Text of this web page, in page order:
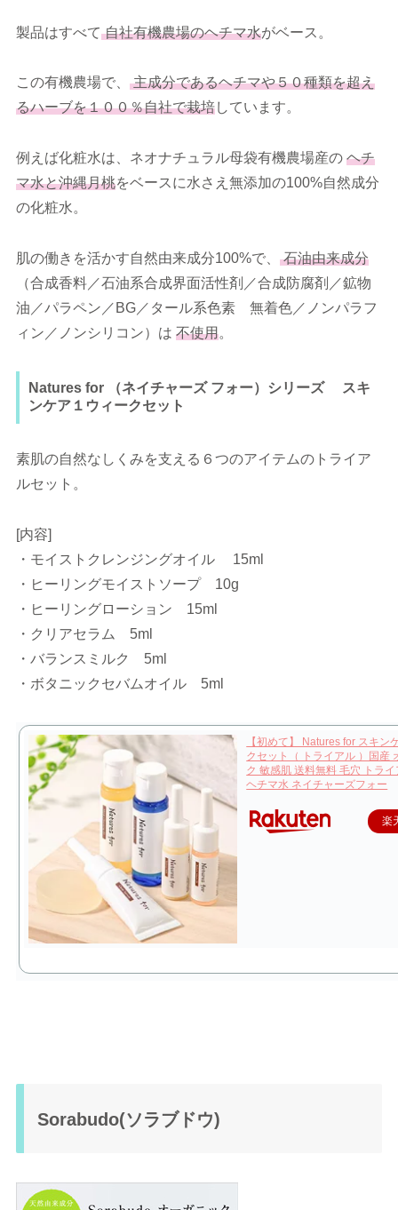
製品はすべて自社有機農場のヘチマ水がベース。
この有機農場で、主成分であるヘチマや５０種類を超え
るハーブを１００％自社で栽培しています。
例えば化粧水は、ネオナチュラル母袋有機農場産のヘチ
マ水と沖縄月桃をベースに水さえ無添加の100%自然成分
の化粧水。
肌の働きを活かす自然由来成分100%で、石油由来成分
（合成香料／石油系合成界面活性剤／合成防腐剤／鉱物
油／パラペン／BG／タール系色素 無着色／ノンパラフ
ィン／ノンシリコン）は不使用。
Natures for （ネイチャーズ フォー）シリーズ スキ
ンケア１ウィークセット
素肌の自然なしくみを支える６つのアイテムのトライア
ルセット。
[内容]
・モイストクレンジングオイル 15ml
・ヒーリングモイストソープ 10g
・ヒーリングローション 15ml
・クリアセラム 5ml
・バランスミルク 5ml
・ボタニックセバムオイル 5ml
【初めて】 Natures for スキン
クセット（ トライアル ）国産
ク 敏感肌 送料無料 毛穴 トラ
ヘチマ水 ネイチャーズフォー
楽
Sorabudo(ソラブドウ)